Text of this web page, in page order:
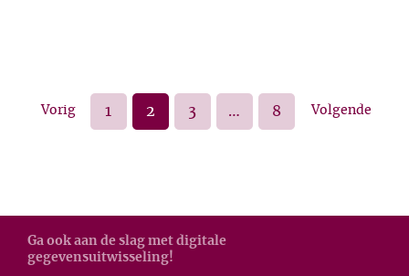
Vorig 1 2 3 … 8 Volgende
Ga ook aan de slag met digitale
gegevensuitwisseling!